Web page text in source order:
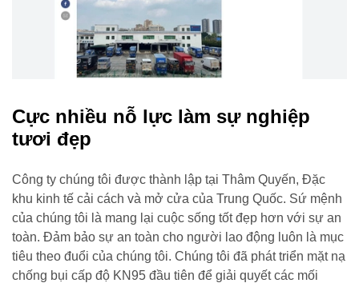
Cực nhiều nỗ lực làm sự nghiệp
tươi đẹp
Công ty chúng tôi được thành lập tại Thâm Quyến, Đặc
khu kinh tế cải cách và mở cửa của Trung Quốc. Sứ mệnh
của chúng tôi là mang lại cuộc sống tốt đẹp hơn với sự an
toàn. Đảm bảo sự an toàn cho người lao động luôn là mục
tiêu theo đuổi của chúng tôi. Chúng tôi đã phát triển mặt nạ
chống bụi cấp độ KN95 đầu tiên để giải quyết các mối